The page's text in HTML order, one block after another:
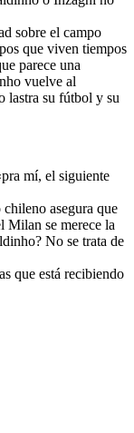
sobre el campo
que viven tiempos
parece una
vuelve al
lastra su fútbol y su
mí, el siguiente
asegura que
Milan se merece la
No se trata de
que está recibiendo